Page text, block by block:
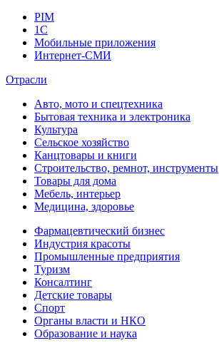
PIM
1C
Мобильные приложения
Интернет-СМИ
Отрасли
Авто, мото и спецтехника
Бытовая техника и электроника
Культура
Сельское хозяйство
Канцтовары и книги
Строительство, ремнот, инструменты
Товары для дома
Мебель, интерьер
Медицина, здоровье
Фармацевтический бизнес
Индустрия красоты
Промышленные предприятия
Туризм
Консалтинг
Детские товары
Спорт
Органы власти и НКО
Образование и наука